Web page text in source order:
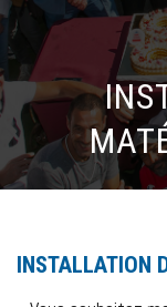
INSTALLATION